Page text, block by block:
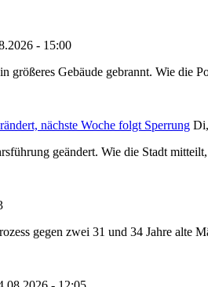
- 15:00
größeres Gebäude gebrannt. Wie
nächste Woche folgt Sperrung
geändert. Wie die Stadt
gegen zwei 31 und 34 Jahre